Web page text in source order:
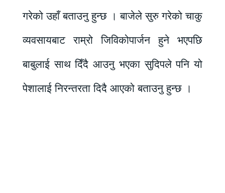
गरेको उहाँ बताउनु हुन्छ । बाजेले सुरु गरेको चाकु
व्यवसायबाट राम्रो जिविकोपार्जन हुने भएपछि
बाबुलाई साथ दिँदै आउनु भएका सुदिपले पनि यो
पेशालाई निरन्तरता दिदै आएको बताउनु हुन्छ ।